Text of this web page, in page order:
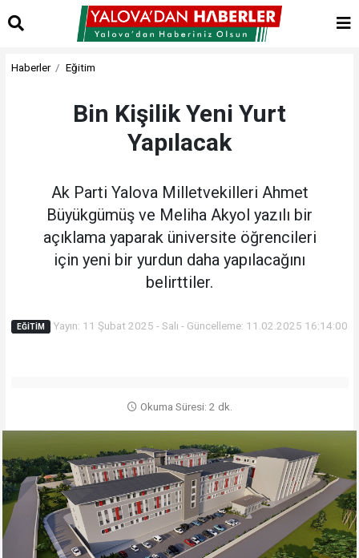
Haberler Eğitim
Bin Kişilik Yeni Yurt
Yapılacak
Ak Parti Yalova Milletvekilleri Ahmet
Büyükgümüş ve Meliha Akyol yazılı bir
açıklama yaparak üniversite öğrencileri
için yeni bir yurdun daha yapılacağını
belirttiler.
EĞITIM Yayın: 11 Şubat 2025 - Salı - Güncelleme: 11.02.2025 16:14:00
Okuma Süresi: 2 dk.